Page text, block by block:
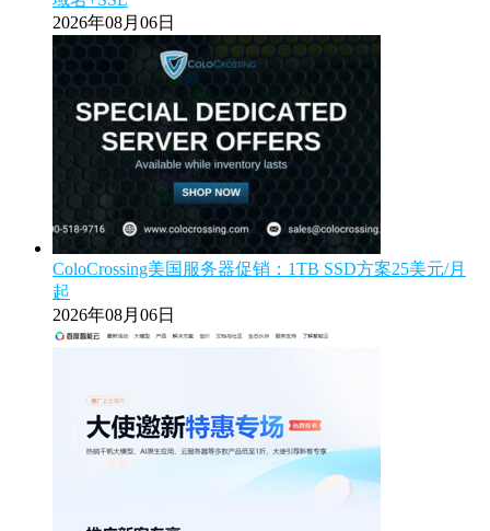
2026年08月06日
ColoCrossing美国服务器促销：1TB SSD方案25美元/月
起
2026年08月06日